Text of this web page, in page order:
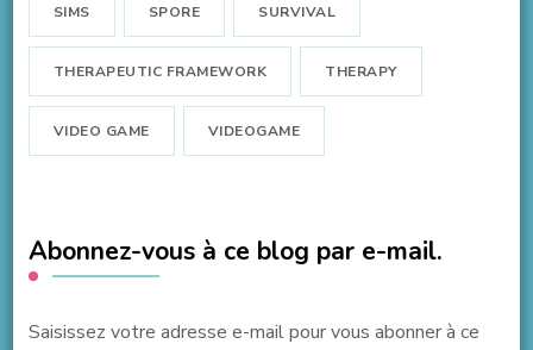
SIMS SPORE SURVIVAL
THERAPEUTIC FRAMEWORK THERAPY
VIDEO GAME VIDEOGAME
Abonnez-vous à ce blog par e-mail.
Saisissez votre adresse e-mail pour vous abonner à ce